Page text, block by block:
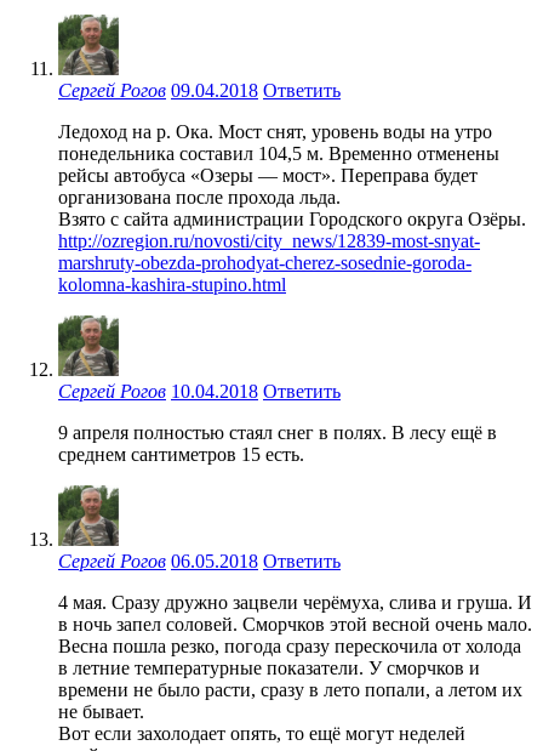
Сергей Рогов 09.04.2018 Ответить
Ледоход на р. Ока. Мост снят, уровень воды на утро
понедельника составил 104,5 м. Временно отменены
рейсы автобуса «Озеры — мост». Переправа будет
организована после прохода льда.
Взято с сайта администрации Городского округа Озёры.
http://ozregion.ru/novosti/city_news/12839-most-snyat-
marshruty-obezda-prohodyat-cherez-sosednie-goroda-
kolomna-kashira-stupino.html
Сергей Рогов 10.04.2018 Ответить
9 апреля полностью стаял снег в полях. В лесу ещё в
среднем сантиметров 15 есть.
Сергей Рогов 06.05.2018 Ответить
4 мая. Сразу дружно зацвели черёмуха, слива и груша. И
в ночь запел соловей. Сморчков этой весной очень мало.
Весна пошла резко, погода сразу перескочила от холода
в летние температурные показатели. У сморчков и
времени не было расти, сразу в лето попали, а летом их
не бывает.
Вот если захолодает опять, то ещё могут неделей